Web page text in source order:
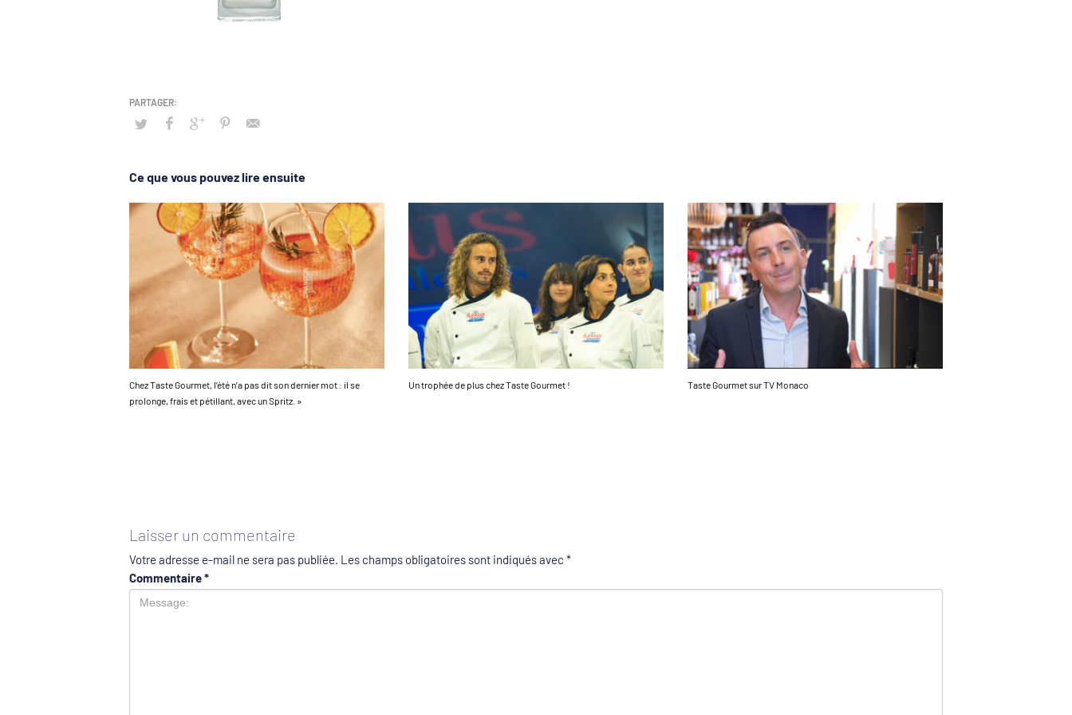
Ce que vous pouvez lire ensuite
Chez Taste Gourmet, l’été n’a pas dit son dernier mot : il se
prolonge, frais et pétillant, avec un Spritz. »
Un trophée de plus chez Taste Gourmet ! Taste Gourmet sur TV Monaco
Laisser un commentaire
Votre adresse e-mail ne sera pas publiée. Les champs obligatoires sont indiqués avec *
Commentaire*